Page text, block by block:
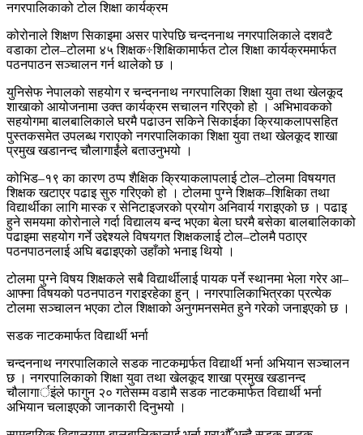
नगरपालिकाको टोल शिक्षा कार्यक्रम
कोरोनाले शिक्षण सिकाइमा असर पारेपछि चन्दननाथ नगरपालिकाले दशवटै
वडाका टोल–टोलमा ४५ शिक्षक÷शिक्षिकामार्फत टोल शिक्षा कार्यक्रममार्फत
पठनपाठन सञ्चालन गर्न थालेको छ ।
युनिसेफ नेपालको सहयोग र चन्दननाथ नगरपालिका शिक्षा युवा तथा खेलकूद
शाखाको आयोजनामा उक्त कार्यक्रम सचालन गरिएको हो । अभिभावकको
सहयोगमा बालबालिकाले घरमै पढाउन सकिने सिकाईका क्रियाकलापसहित
पुस्तकसमेत उपलब्ध गराएको नगरपालिकाका शिक्षा युवा तथा खेलकूद शाखा
प्रमुख खडानन्द चौलागाईंले बताउनुभयो ।
कोभिड–१९ का कारण ठप्प शैक्षिक क्रियाकलापलाई टोल–टोलमा विषयगत
शिक्षक खटाएर पढाइ सुरु गरिएको हो । टोलमा पुग्ने शिक्षक–शिक्षिका तथा
विद्यार्थीका लागि मास्क र सेनिटाइजरको प्रयोग अनिवार्य गराइएको छ । पढाइ
हुने समयमा कोरोनाले गर्दा विद्यालय बन्द भएका बेला घरमै बसेका बालबालिकाको
पढाइमा सहयोग गर्ने उद्देश्यले विषयगत शिक्षकलाई टोल–टोलमै पठाएर
पठनपाठनलाई अघि बढाइएको उहाँको भनाइ थियो ।
टोलमा पुग्ने विषय शिक्षकले सबै विद्यार्थीलाई पायक पर्ने स्थानमा भेला गरेर आ–
आफ्ना विषयको पठनपाठन गराइरहेका हुन् । नगरपालिकाभित्रका प्रत्येक
टोलमा सञ्चालन भएका टोल शिक्षाको अनुगमनसमेत हुने गरेको जनाइएको छ ।
सडक नाटकमार्फत विद्यार्थी भर्ना
चन्दननाथ नगरपालिकाले सडक नाटकमार्र्फत विद्यार्थी भर्ना अभियान सञ्चालन
छ । नगरपालिकाको शिक्षा युवा तथा खेलकूद शाखा प्रमुख खडानन्द
चौलागार्इंले फागुन २० गतेसम्म वडामै सडक नाटकमार्फत विद्यार्थी भर्ना
अभियान चलाइएको जानकारी दिनुभयो ।